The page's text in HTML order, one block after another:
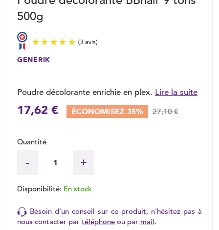
500g
(3 avis)
GENERIK
Poudre décolorante enrichie en plex. Lire la suite
17,62 € ÉCONOMISEZ 35% 27,10 €
Quantité
Disponibilité: En stock
Besoin d'un conseil sur ce produit, n'hésitez pas à
nous contacter par téléphone ou par mail.